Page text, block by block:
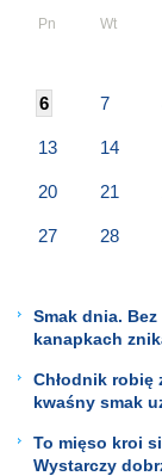
Pn Wt
6 7
13 14
20 21
27 28
Smak dnia.
kanapkach
Chłodnik robię
kwaśny smak
To mięso kroi
Wystarczy